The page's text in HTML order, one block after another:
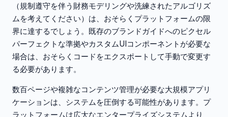
（規制遵守を伴う財務モデリングや洗練されたアルゴリズ
ムを考えてください）は、おそらくプラットフォームの限
界に達するでしょう。既存のブランドガイドへのピクセル
パーフェクトな準拠やカスタムUIコンポーネントが必要な
場合は、おそらくコードをエクスポートして手動で変更す
る必要があります。
数百ページや複雑なコンテンツ管理が必要な大規模アプリ
ケーションは、システムを圧倒する可能性があります。プ
ラットフォームは広大なエンタープライズシステムより